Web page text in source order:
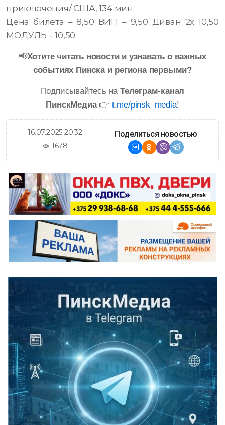
приключения/ США, 134 мин.
Цена билета – 8,50 ВИП – 9,50 Диван 2х 10,50
МОДУЛЬ – 10,50
📢Хотите читать новости и узнавать о важных
событиях Пинска и региона первыми?
Подписывайтесь наТелеграм-канал
ПинскМедиа👉 t.me/pinsk_media!
16.07.2025 20:32
1678
Поделиться новостью